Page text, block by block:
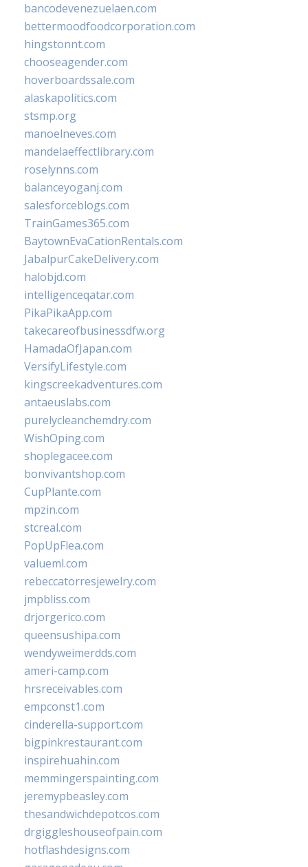
bancodevenezuelaen.com
bettermoodfoodcorporation.com
hingstonnt.com
chooseagender.com
hoverboardssale.com
alaskapolitics.com
stsmp.org
manoelneves.com
mandelaeffectlibrary.com
roselynns.com
balanceyoganj.com
salesforceblogs.com
TrainGames365.com
BaytownEvaCationRentals.com
JabalpurCakeDelivery.com
halobjd.com
intelligenceqatar.com
PikaPikaApp.com
takecareofbusinessdfw.org
HamadaOfJapan.com
VersifyLifestyle.com
kingscreekadventures.com
antaeuslabs.com
purelycleanchemdry.com
WishOping.com
shoplegacee.com
bonvivantshop.com
CupPlante.com
mpzin.com
stcreal.com
PopUpFlea.com
valueml.com
rebeccatorresjewelry.com
jmpbliss.com
drjorgerico.com
queensushipa.com
wendyweimerdds.com
ameri-camp.com
hrsreceivables.com
empconst1.com
cinderella-support.com
bigpinkrestaurant.com
inspirehuahin.com
memmingerspainting.com
jeremypbeasley.com
thesandwichdepotcos.com
drgiggleshouseofpain.com
hotflashdesigns.com